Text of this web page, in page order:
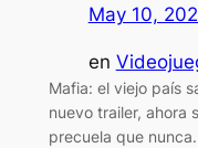
May 10,
en
Mafia: el viejo país
nuevo trailer, ahora
precuela que